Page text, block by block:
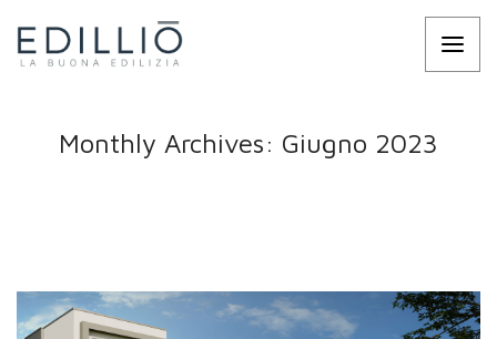
Monthly Archives: Giugno 2023